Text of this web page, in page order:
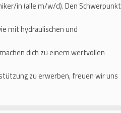
in (alle m/w/d). Den Schwerpunkt
mit hydraulischen und
dich zu einem wertvollen
zu erwerben, freuen wir uns